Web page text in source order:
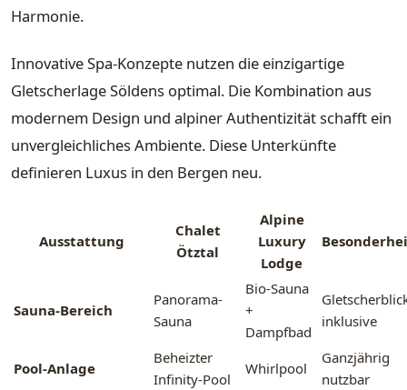
Harmonie.
Innovative Spa-Konzepte nutzen die einzigartige
Gletscherlage Söldens optimal. Die Kombination aus
modernem Design und alpiner Authentizität schafft ein
unvergleichliches Ambiente. Diese Unterkünfte
definieren Luxus in den Bergen neu.
Ausstattung
Chalet
Ötztal
Alpine
Luxury
Lodge
Sauna-Bereich
Panorama-
Sauna
Bio-Sauna
+
Dampfbad
inklusive
Pool-Anlage
Beheizter
Infinity-Pool
Whirlpool
Ganzjährig
nutzbar